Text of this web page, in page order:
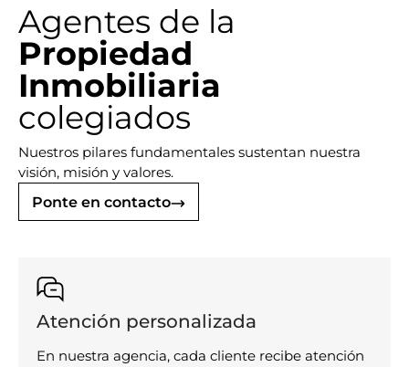
Agentes de la
Propiedad
Inmobiliaria
colegiados
Nuestros pilares fundamentales sustentan nuestra
visión, misión y valores.
Ponte en contacto
Atención personalizada
En nuestra agencia, cada cliente recibe atención